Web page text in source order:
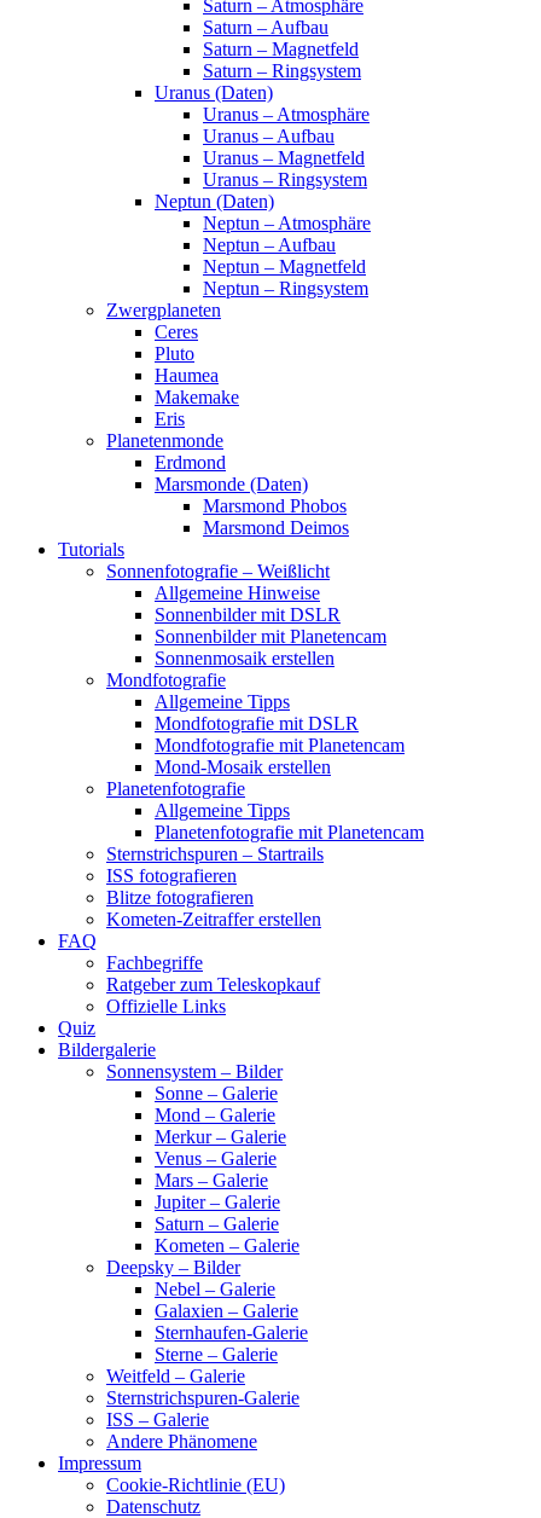
Saturn – Atmosphäre
Saturn – Aufbau
Saturn – Magnetfeld
Saturn – Ringsystem
Uranus (Daten)
Uranus – Atmosphäre
Uranus – Aufbau
Uranus – Magnetfeld
Uranus – Ringsystem
Neptun (Daten)
Neptun – Atmosphäre
Neptun – Aufbau
Neptun – Magnetfeld
Neptun – Ringsystem
Zwergplaneten
Ceres
Pluto
Haumea
Makemake
Eris
Planetenmonde
Erdmond
Marsmonde (Daten)
Marsmond Phobos
Marsmond Deimos
Tutorials
Sonnenfotografie – Weißlicht
Allgemeine Hinweise
Sonnenbilder mit DSLR
Sonnenbilder mit Planetencam
Sonnenmosaik erstellen
Mondfotografie
Allgemeine Tipps
Mondfotografie mit DSLR
Mondfotografie mit Planetencam
Mond-Mosaik erstellen
Planetenfotografie
Allgemeine Tipps
Planetenfotografie mit Planetencam
Sternstrichspuren – Startrails
ISS fotografieren
Blitze fotografieren
Kometen-Zeitraffer erstellen
FAQ
Fachbegriffe
Ratgeber zum Teleskopkauf
Offizielle Links
Quiz
Bildergalerie
Sonnensystem – Bilder
Sonne – Galerie
Mond – Galerie
Merkur – Galerie
Venus – Galerie
Mars – Galerie
Jupiter – Galerie
Saturn – Galerie
Kometen – Galerie
Deepsky – Bilder
Nebel – Galerie
Galaxien – Galerie
Sternhaufen-Galerie
Sterne – Galerie
Weitfeld – Galerie
Sternstrichspuren-Galerie
ISS – Galerie
Andere Phänomene
Impressum
Cookie-Richtlinie (EU)
Datenschutz